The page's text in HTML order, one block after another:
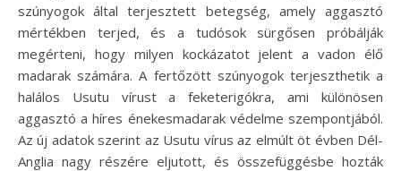
szúnyogok által terjesztett betegség, amely aggasztó
mértékben terjed, és a tudósok sürgősen próbálják
megérteni, hogy milyen kockázatot jelent a vadon élő
madarak számára. A fertőzött szúnyogok terjeszthetik a
halálos Usutu vírust a feketerigókra, ami különösen
aggasztó a híres énekesmadarak védelme szempontjából.
Az új adatok szerint az Usutu vírus az elmúlt öt évben Dél-
Anglia nagy részére eljutott, és összefüggésbe hozták